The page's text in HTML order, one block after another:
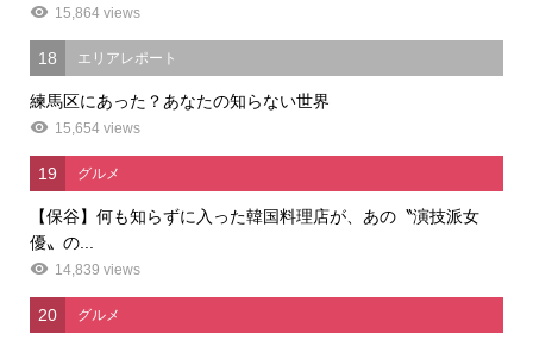
15,864 views
18 エリアレポート
練馬区にあった？あなたの知らない世界
15,654 views
19 グルメ
【保谷】何も知らずに入った韓国料理店が、あの〝演技派女
優〟の...
14,839 views
20 グルメ